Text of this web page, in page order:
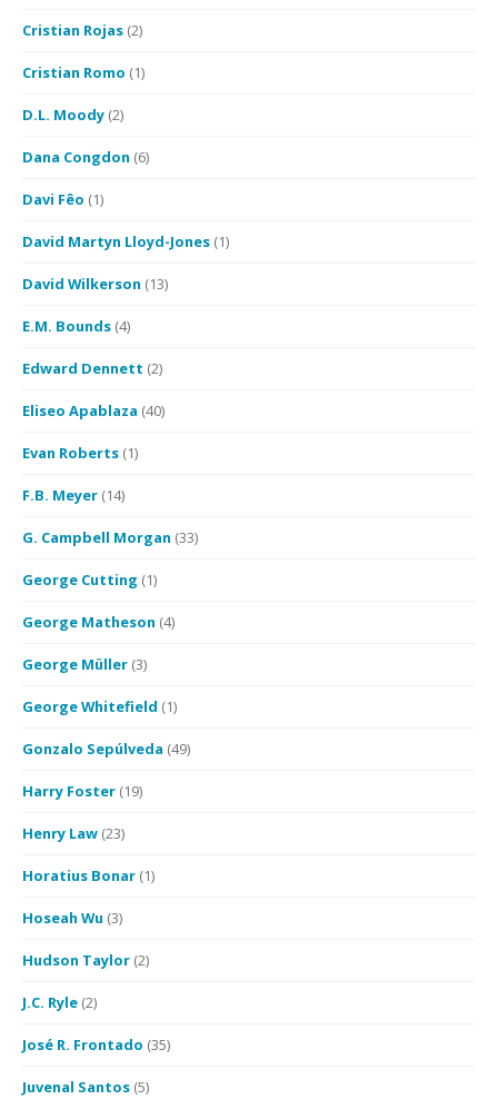
Cristian Rojas (2)
Cristian Romo (1)
D.L. Moody (2)
Dana Congdon (6)
Davi Fêo (1)
David Martyn Lloyd-Jones (1)
David Wilkerson (13)
E.M. Bounds (4)
Edward Dennett (2)
Eliseo Apablaza (40)
Evan Roberts (1)
F.B. Meyer (14)
G. Campbell Morgan (33)
George Cutting (1)
George Matheson (4)
George Müller (3)
George Whitefield (1)
Gonzalo Sepúlveda (49)
Harry Foster (19)
Henry Law (23)
Horatius Bonar (1)
Hoseah Wu (3)
Hudson Taylor (2)
J.C. Ryle (2)
José R. Frontado (35)
Juvenal Santos (5)